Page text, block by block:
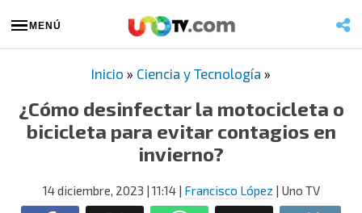
MENÚ
Inicio » Ciencia y Tecnología »
¿Cómo desinfectar la motocicleta o
bicicleta para evitar contagios en
invierno?
14 diciembre, 2023 | 11:14| Francisco López | Uno TV